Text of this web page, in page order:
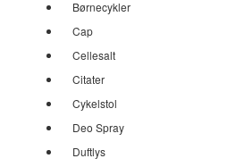
Børnecykler
Cap
Cellesalt
Citater
Cykelstol
Deo Spray
Duftlys